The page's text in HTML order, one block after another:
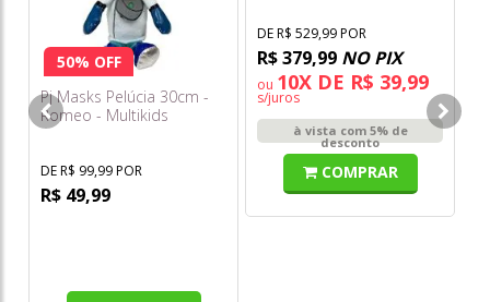
50% OFF
Pj Masks Pelúcia 30cm -
Romeo - Multikids
DE R$ 99,99 POR
R$ 49,99
DE R$ 529,99 POR
R$ 379,99 NO PIX
ou 10X DE R$ 39,99
s/juros
à vista com 5% de
desconto
COMPRAR